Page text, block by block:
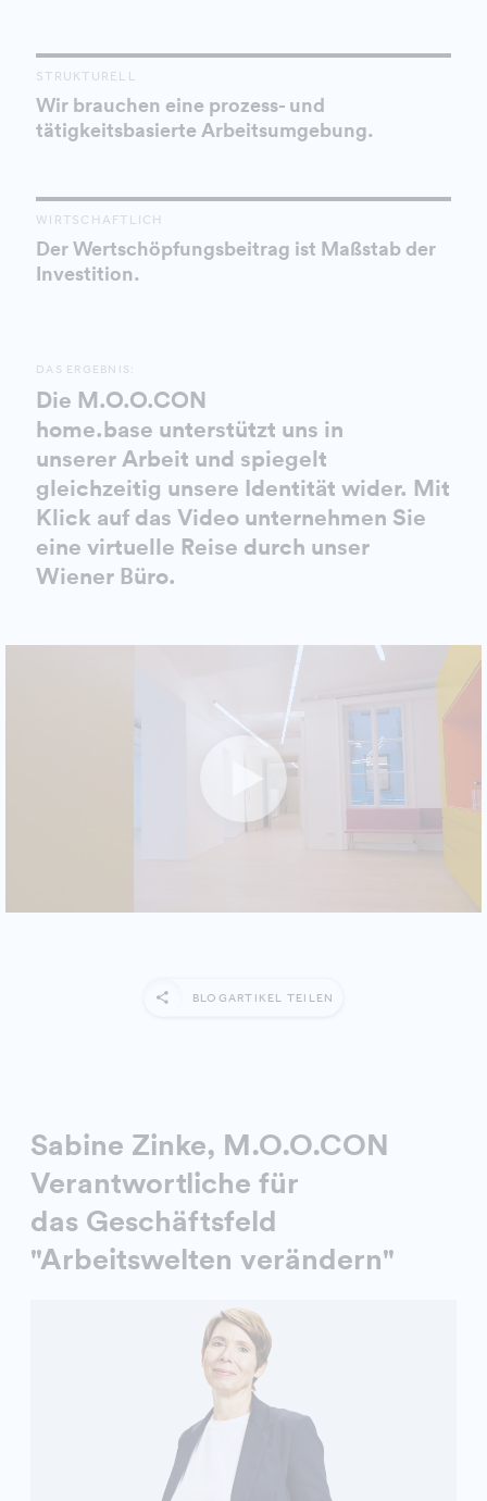
STRUKTURELL
Wir brauchen eine prozess- und
tätigkeitsbasierte Arbeitsumgebung.
WIRTSCHAFTLICH
Der Wertschöpfungsbeitrag ist Maßstab der
Investition.
DAS ERGEBNIS:
Die M.O.O.CON
home.base unterstützt uns in
unserer Arbeit und spiegelt
gleichzeitig unsere Identität wider. Mit
Klick auf das Video unternehmen Sie
eine virtuelle Reise durch unser
Wiener Büro.
BLOGARTIKEL TEILEN
Sabine Zinke, M.O.O.CON
Verantwortliche für
das Geschäftsfeld
"Arbeitswelten verändern"